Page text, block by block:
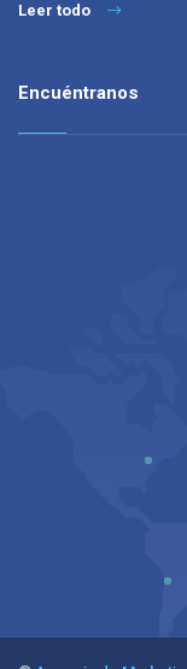
Leer todo
Encuéntranos